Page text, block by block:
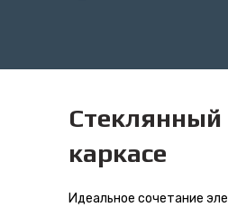
каркасе
Идеальное сочетание